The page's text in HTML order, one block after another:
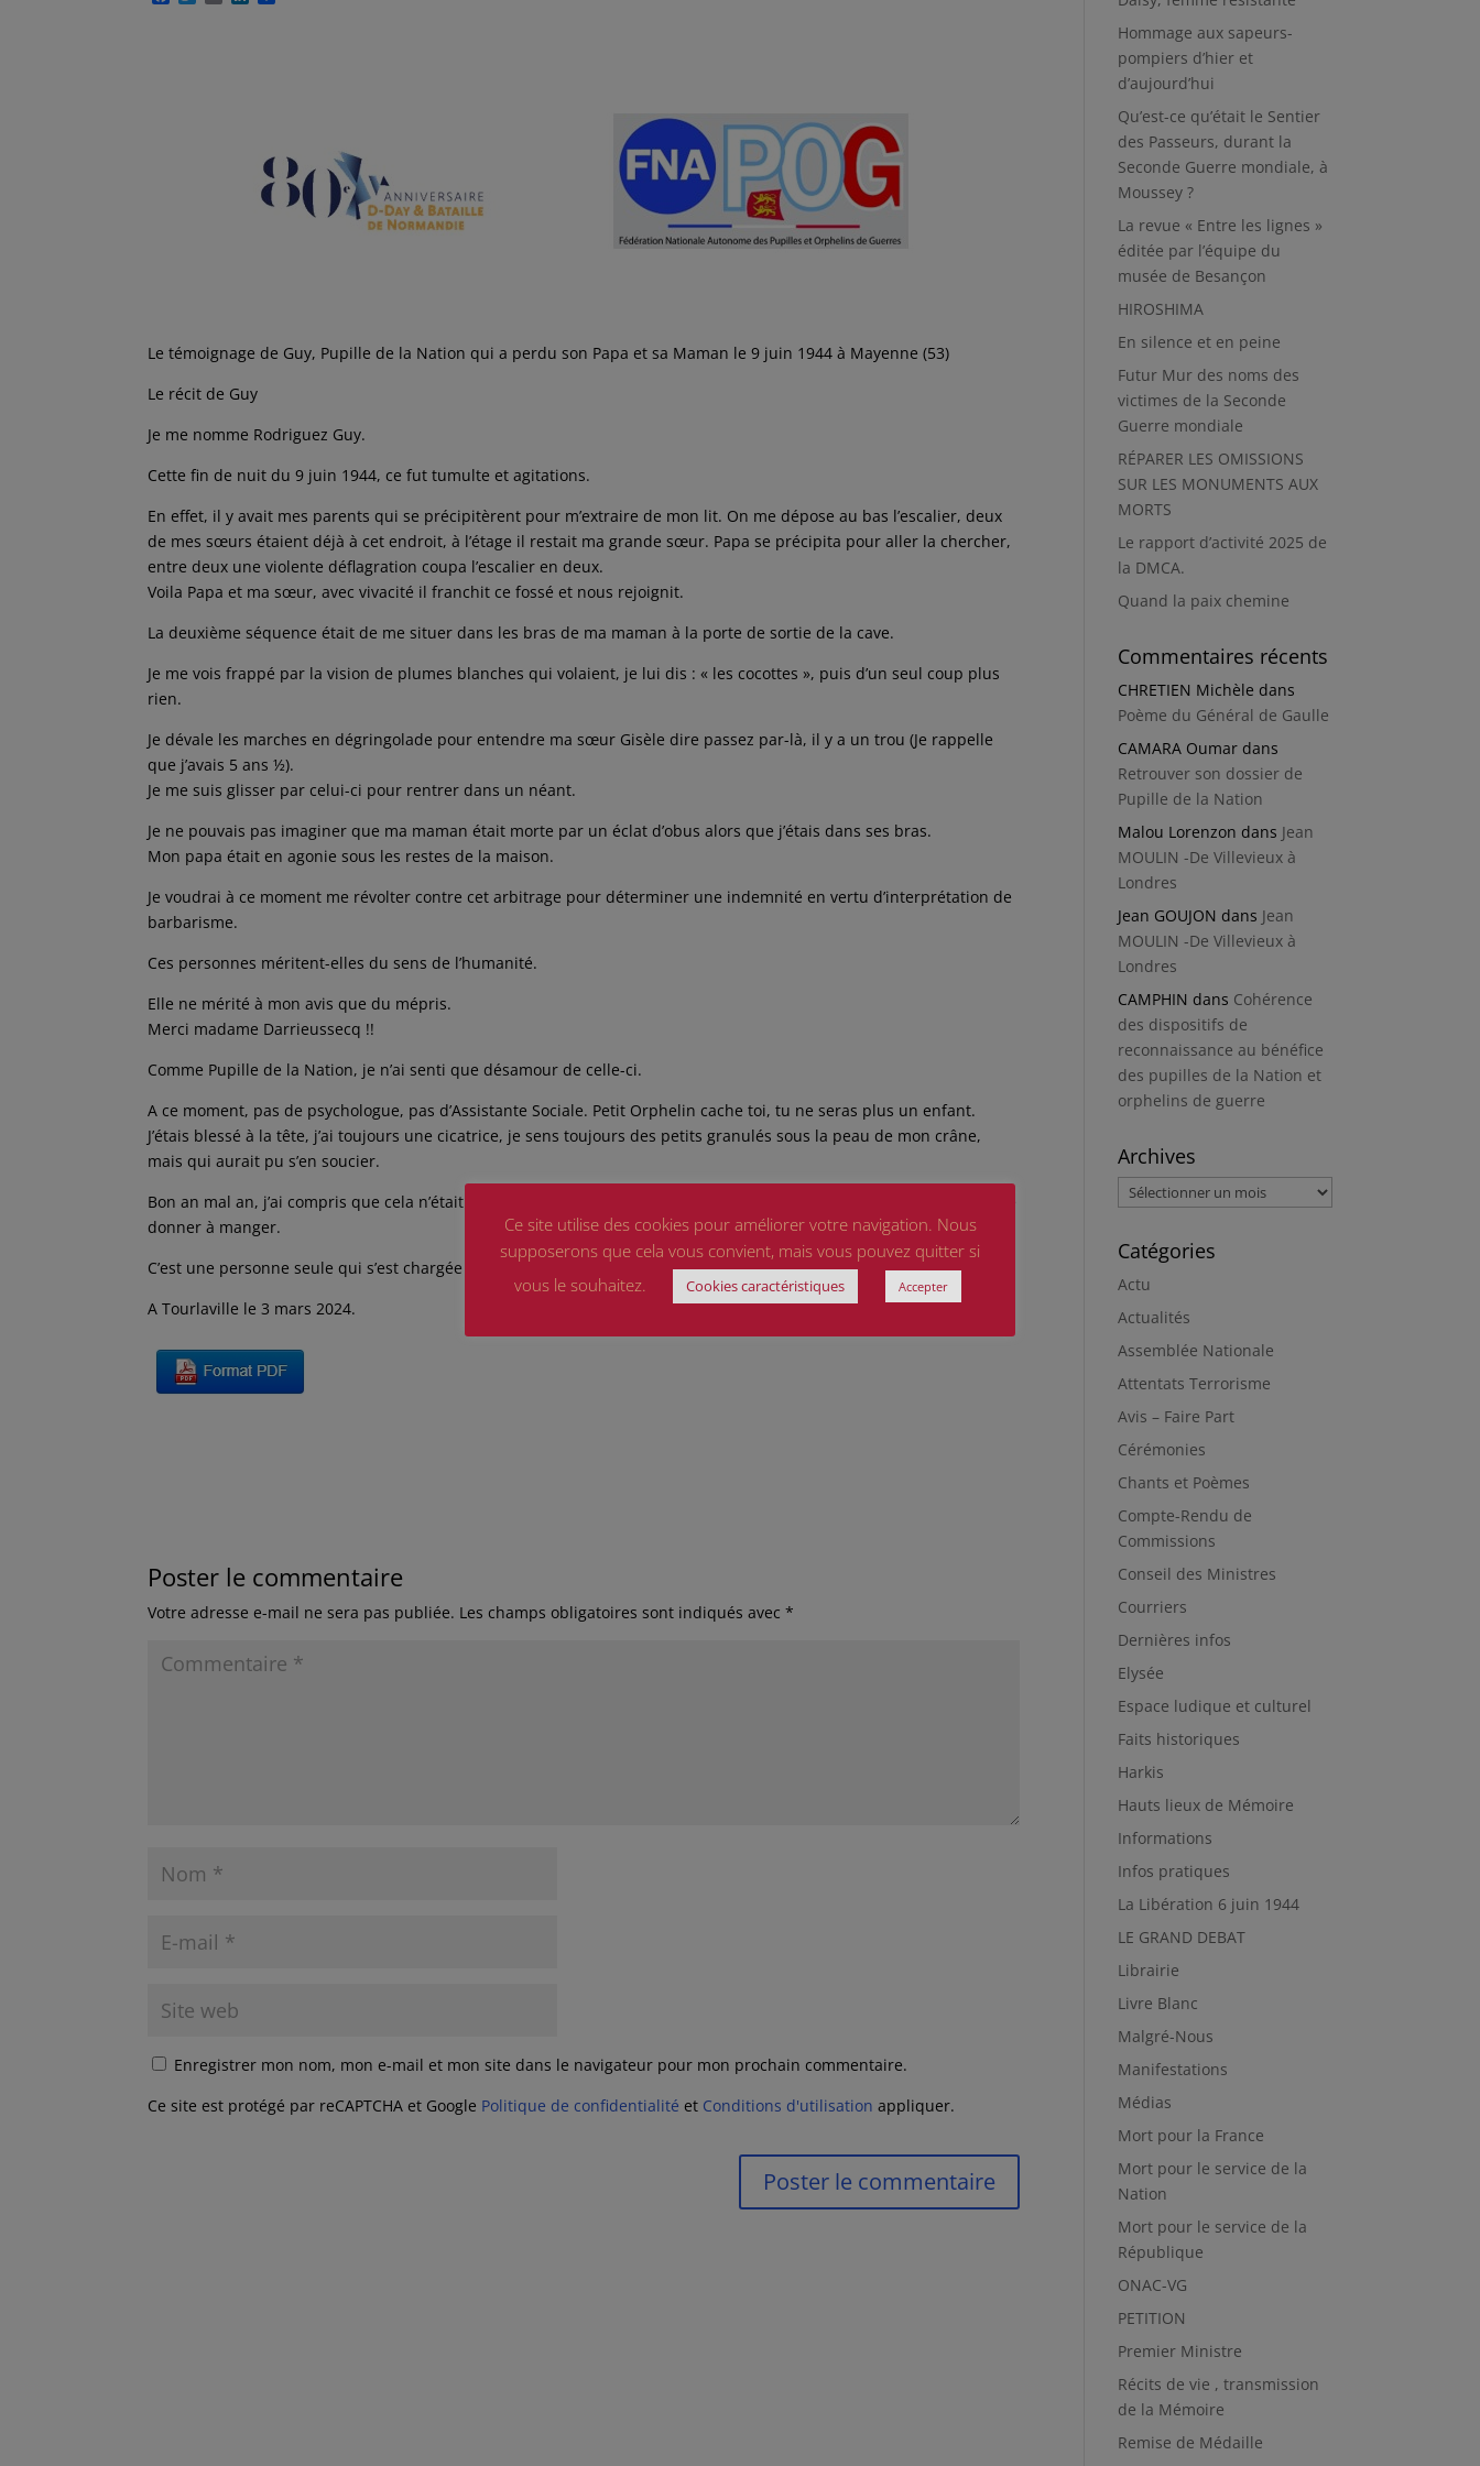
Le témoignage de Guy, Pupille de la Nation qui a perdu son Papa et sa Maman le 9 juin 1944 à Mayenne (53)
Le récit de Guy
Je me nomme Rodriguez Guy.
Cette fin de nuit du 9 juin 1944, ce fut tumulte et agitations.
En effet, il y avait mes parents qui se précipitèrent pour m’extraire de mon lit. On me dépose au bas l’escalier, deux
de mes sœurs étaient déjà à cet endroit, à l’étage il restait ma grande sœur. Papa se précipita pour aller la chercher,
entre deux une violente déflagration coupa l’escalier en deux.
Voila Papa et ma sœur, avec vivacité il franchit ce fossé et nous rejoignit.
La deuxième séquence était de me situer dans les bras de ma maman à la porte de sortie de la cave.
Je me vois frappé par la vision de plumes blanches qui volaient, je lui dis : « les cocottes », puis d’un seul coup plus
rien.
Je dévale les marches en dégringolade pour entendre ma sœur Gisèle dire passez par-là, il y a un trou (Je rappelle
que j’avais 5 ans ½).
Je me suis glisser par celui-ci pour rentrer dans un néant.
Je ne pouvais pas imaginer que ma maman était morte par un éclat d’obus alors que j’étais dans ses bras.
Mon papa était en agonie sous les restes de la maison.
Je voudrai à ce moment me révolter contre cet arbitrage pour déterminer une indemnité en vertu d’interprétation de
barbarisme.
Ces personnes méritent-elles du sens de l’humanité.
Elle ne mérité à mon avis que du mépris.
Merci madame Darrieussecq !!
Comme Pupille de la Nation, je n’ai senti que désamour de celle-ci.
A ce moment, pas de psychologue, pas d’Assistante Sociale. Petit Orphelin cache toi, tu ne seras plus un enfant.
J’étais blessé à la tête, j’ai toujours une cicatrice, je sens toujours des petits granulés sous la peau de mon crâne,
mais qui aurait pu s’en soucier.
Bon an mal an, j’ai compris que cela n’était pas difficile de vivre à compter que mon grand-père de 62 ans pouvait me
donner à manger.
C’est une personne seule qui s’est chargée de ma faire franchir les étapes de la vie.
A Tourlaville le 3 mars 2024.
Poster le commentaire
Votre adresse e-mail ne sera pas publiée. Les champs obligatoires sont indiqués avec*
Enregistrer mon nom, mon e-mail et mon site dans le navigateur pour mon prochain commentaire.
Ce site est protégé par reCAPTCHA et Google Politique de confidentialité et Conditions d'utilisation appliquer.
Hommage aux sapeurs-
pompiers d’hier et
d’aujourd’hui
Qu’est-ce qu’était le Sentier
des Passeurs, durant la
Seconde Guerre mondiale, à
Moussey ?
La revue « Entre les lignes »
éditée par l’équipe du
musée de Besançon
HIROSHIMA
En silence et en peine
Futur Mur des noms des
victimes de la Seconde
Guerre mondiale
RÉPARER LES OMISSIONS
SUR LES MONUMENTS AUX
MORTS
Le rapport d’activité 2025 de
la DMCA.
Quand la paix chemine
Commentaires récents
CHRETIEN Michèle dans
Poème du Général de Gaulle
CAMARA Oumar dans
Retrouver son dossier de
Pupille de la Nation
Malou Lorenzon dans Jean
MOULIN -De Villevieux à
Londres
Jean GOUJON dans Jean
MOULIN -De Villevieux à
Londres
CAMPHIN dans Cohérence
des dispositifs de
reconnaissance au bénéfice
des pupilles de la Nation et
orphelins de guerre
Archives
Archives
Catégories
Actu
Actualités
Assemblée Nationale
Attentats Terrorisme
Avis – Faire Part
Cérémonies
Chants et Poèmes
Compte-Rendu de
Commissions
Conseil des Ministres
Courriers
Dernières infos
Elysée
Espace ludique et culturel
Faits historiques
Harkis
Hauts lieux de Mémoire
Informations
Infos pratiques
La Libération 6 juin 1944
LE GRAND DEBAT
Librairie
Livre Blanc
Malgré-Nous
Manifestations
Médias
Mort pour la France
Mort pour le service de la
Nation
Mort pour le service de la
République
ONAC-VG
PETITION
Premier Ministre
Récits de vie , transmission
de la Mémoire
Remise de Médaille
Ce site utilise des cookies pour améliorer votre navigation. Nous
supposerons que cela vous convient, mais vous pouvez quitter si
vous le souhaitez.
Cookies caractéristiques Accepter